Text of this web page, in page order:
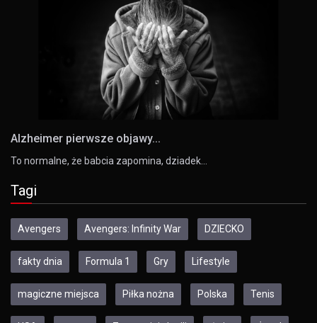
Alzheimer pierwsze objawy...
To normalne, że babcia zapomina, dziadek…
Tagi
Avengers Avengers: Infinity War DZIECKO
fakty dnia Formula 1 Gry Lifestyle
magiczne miejsca Piłka nożna Polska Tenis